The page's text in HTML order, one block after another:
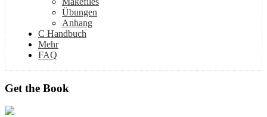
Übungen
Anhang
C Handbuch
Mehr
FAQ
Get the Book